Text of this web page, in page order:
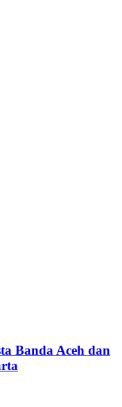
Banda Aceh dan